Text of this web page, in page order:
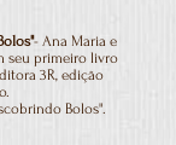
- Ana Maria e
seu primeiro livro
3R, edição
Bolos".